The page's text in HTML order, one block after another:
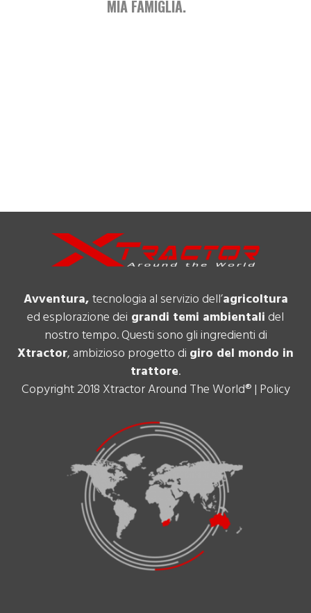
MIA FAMIGLIA.
Avventura,tecnologia al servizio dell’agricoltura
ed esplorazione dei grandi temi ambientalidel
nostro tempo. Questi sono gli ingredienti di
Xtractor, ambizioso progetto di giro del mondo in
trattore.
Copyright 2018 Xtractor Around The World® | Policy